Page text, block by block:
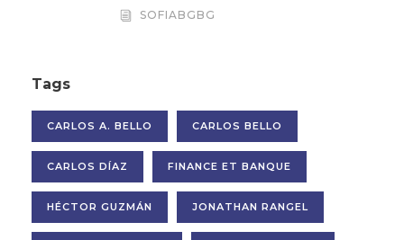
SOFIABGBG
Tags
CARLOS A. BELLO CARLOS BELLO
CARLOS DÍAZ FINANCE ET BANQUE
HÉCTOR GUZMÁN JONATHAN RANGEL